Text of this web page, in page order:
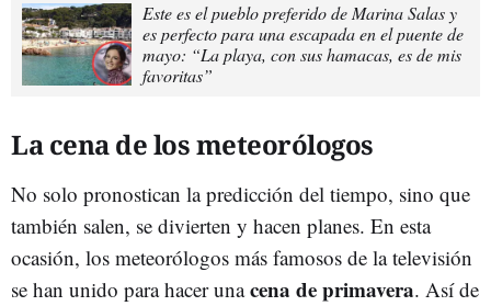
Este es el pueblo preferido de Marina Salas y
es perfecto para una escapada en el puente de
mayo: “La playa, con sus hamacas, es de mis
favoritas”
La cena de los meteorólogos
No solo pronostican la predicción del tiempo, sino que
también salen, se divierten y hacen planes. En esta
ocasión, los meteorólogos más famosos de la televisión
se han unido para hacer unacena de primavera. Así de